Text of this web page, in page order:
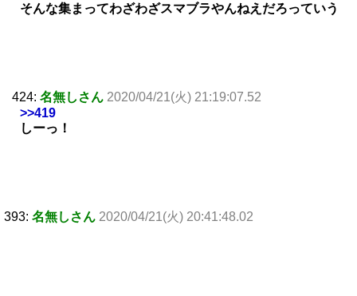
そんな集まってわざわざスマブラやんねえだろっていう
424: 名無しさん 2020/04/21(火) 21:19:07.52
>>419
しーっ！
393: 名無しさん 2020/04/21(火) 20:41:48.02